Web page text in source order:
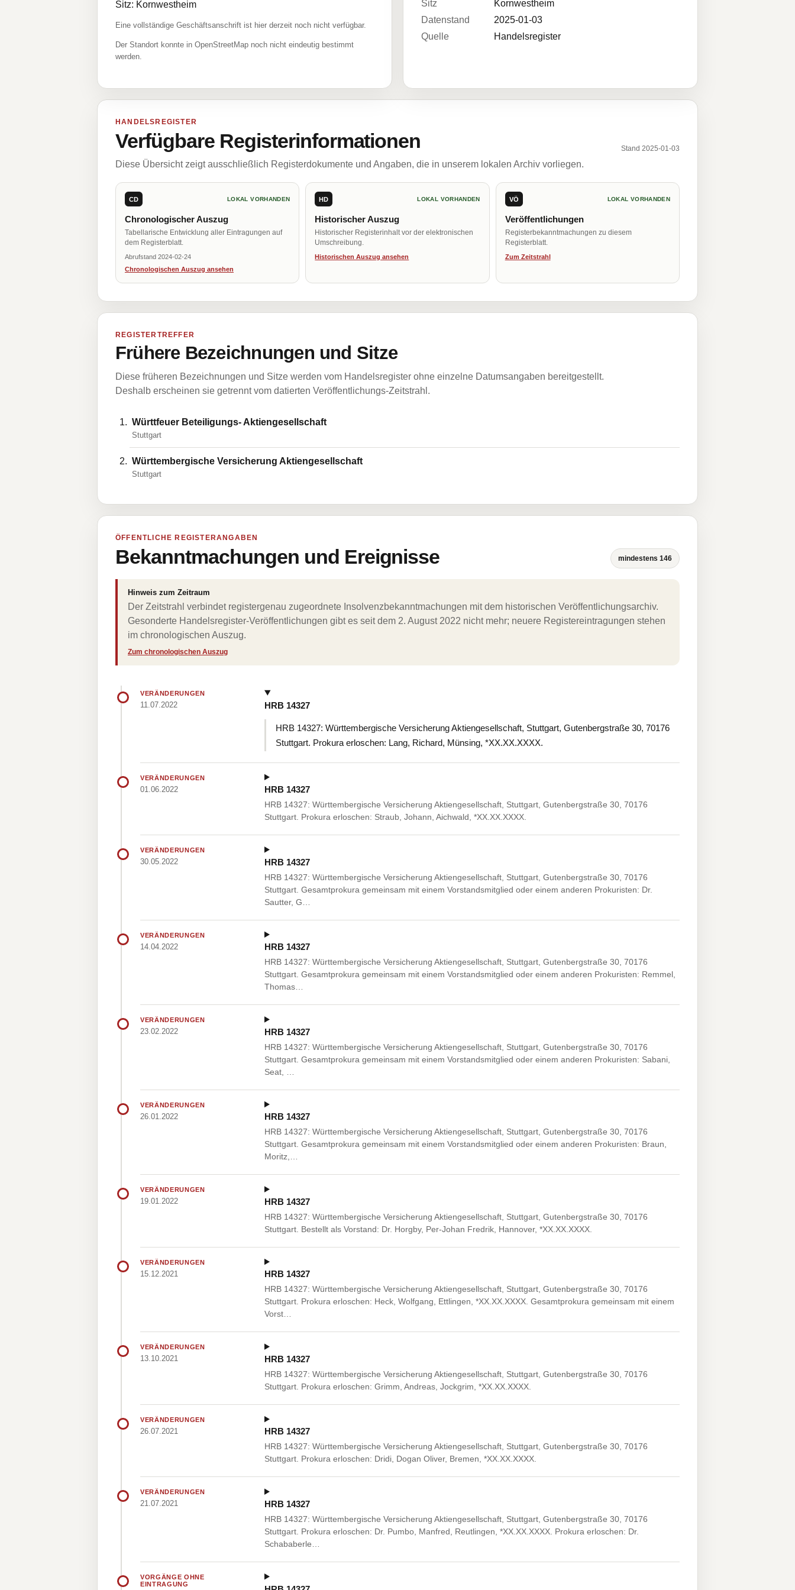
Sitz: Kornwestheim
Eine vollständige Geschäftsanschrift ist hier derzeit noch nicht verfügbar.
Der Standort konnte in OpenStreetMap noch nicht eindeutig bestimmt
werden.
Sitz
Kornwestheim
Datenstand
2025-01-03
Quelle
Handelsregister
HANDELSREGISTER
Verfügbare Registerinformationen Stand 2025-01-03
Diese Übersicht zeigt ausschließlich Registerdokumente und Angaben, die in unserem lokalen Archiv vorliegen.
CD LOKAL VORHANDEN
Chronologischer Auszug
Tabellarische Entwicklung aller Eintragungen auf
dem Registerblatt.
Abrufstand 2024-02-24
Chronologischen Auszug ansehen
HD LOKAL VORHANDEN
Historischer Auszug
Historischer Registerinhalt vor der elektronischen
Umschreibung.
Historischen Auszug ansehen
VÖ LOKAL VORHANDEN
Veröffentlichungen
Registerbekanntmachungen zu diesem
Registerblatt.
Zum Zeitstrahl
REGISTERTREFFER
Frühere Bezeichnungen und Sitze
Diese früheren Bezeichnungen und Sitze werden vom Handelsregister ohne einzelne Datumsangaben bereitgestellt.
Deshalb erscheinen sie getrennt vom datierten Veröffentlichungs-Zeitstrahl.
Württfeuer Beteiligungs- Aktiengesellschaft
Stuttgart
Württembergische Versicherung Aktiengesellschaft
Stuttgart
ÖFFENTLICHE REGISTERANGABEN
Bekanntmachungen und Ereignisse mindestens 146
Hinweis zum Zeitraum
Der Zeitstrahl verbindet registergenau zugeordnete Insolvenzbekanntmachungen mit dem historischen Veröffentlichungsarchiv.
Gesonderte Handelsregister-Veröffentlichungen gibt es seit dem 2. August 2022 nicht mehr; neuere Registereintragungen stehen
im chronologischen Auszug.
Zum chronologischen Auszug
VERÄNDERUNGEN
11.07.2022 HRB 14327
HRB 14327: Württembergische Versicherung Aktiengesellschaft, Stuttgart, Gutenbergstraße 30, 70176
Stuttgart. Prokura erloschen: Lang, Richard, Münsing, *XX.XX.XXXX.
VERÄNDERUNGEN
01.06.2022 HRB 14327
HRB 14327: Württembergische Versicherung Aktiengesellschaft, Stuttgart, Gutenbergstraße 30, 70176
Stuttgart. Prokura erloschen: Straub, Johann, Aichwald, *XX.XX.XXXX.
VERÄNDERUNGEN
30.05.2022 HRB 14327
HRB 14327: Württembergische Versicherung Aktiengesellschaft, Stuttgart, Gutenbergstraße 30, 70176
Stuttgart. Gesamtprokura gemeinsam mit einem Vorstandsmitglied oder einem anderen Prokuristen: Dr.
Sautter, G…
VERÄNDERUNGEN
14.04.2022 HRB 14327
HRB 14327: Württembergische Versicherung Aktiengesellschaft, Stuttgart, Gutenbergstraße 30, 70176
Stuttgart. Gesamtprokura gemeinsam mit einem Vorstandsmitglied oder einem anderen Prokuristen: Remmel,
Thomas…
VERÄNDERUNGEN
23.02.2022 HRB 14327
HRB 14327: Württembergische Versicherung Aktiengesellschaft, Stuttgart, Gutenbergstraße 30, 70176
Stuttgart. Gesamtprokura gemeinsam mit einem Vorstandsmitglied oder einem anderen Prokuristen: Sabani,
Seat, …
VERÄNDERUNGEN
26.01.2022 HRB 14327
HRB 14327: Württembergische Versicherung Aktiengesellschaft, Stuttgart, Gutenbergstraße 30, 70176
Stuttgart. Gesamtprokura gemeinsam mit einem Vorstandsmitglied oder einem anderen Prokuristen: Braun,
Moritz,…
VERÄNDERUNGEN
19.01.2022 HRB 14327
HRB 14327: Württembergische Versicherung Aktiengesellschaft, Stuttgart, Gutenbergstraße 30, 70176
Stuttgart. Bestellt als Vorstand: Dr. Horgby, Per-Johan Fredrik, Hannover, *XX.XX.XXXX.
VERÄNDERUNGEN
15.12.2021 HRB 14327
HRB 14327: Württembergische Versicherung Aktiengesellschaft, Stuttgart, Gutenbergstraße 30, 70176
Stuttgart. Prokura erloschen: Heck, Wolfgang, Ettlingen, *XX.XX.XXXX. Gesamtprokura gemeinsam mit einem
Vorst…
VERÄNDERUNGEN
13.10.2021 HRB 14327
HRB 14327: Württembergische Versicherung Aktiengesellschaft, Stuttgart, Gutenbergstraße 30, 70176
Stuttgart. Prokura erloschen: Grimm, Andreas, Jockgrim, *XX.XX.XXXX.
VERÄNDERUNGEN
26.07.2021 HRB 14327
HRB 14327: Württembergische Versicherung Aktiengesellschaft, Stuttgart, Gutenbergstraße 30, 70176
Stuttgart. Prokura erloschen: Dridi, Dogan Oliver, Bremen, *XX.XX.XXXX.
VERÄNDERUNGEN
21.07.2021 HRB 14327
HRB 14327: Württembergische Versicherung Aktiengesellschaft, Stuttgart, Gutenbergstraße 30, 70176
Stuttgart. Prokura erloschen: Dr. Pumbo, Manfred, Reutlingen, *XX.XX.XXXX. Prokura erloschen: Dr.
Schababerle…
VORGÄNGE OHNE
EINTRAGUNG